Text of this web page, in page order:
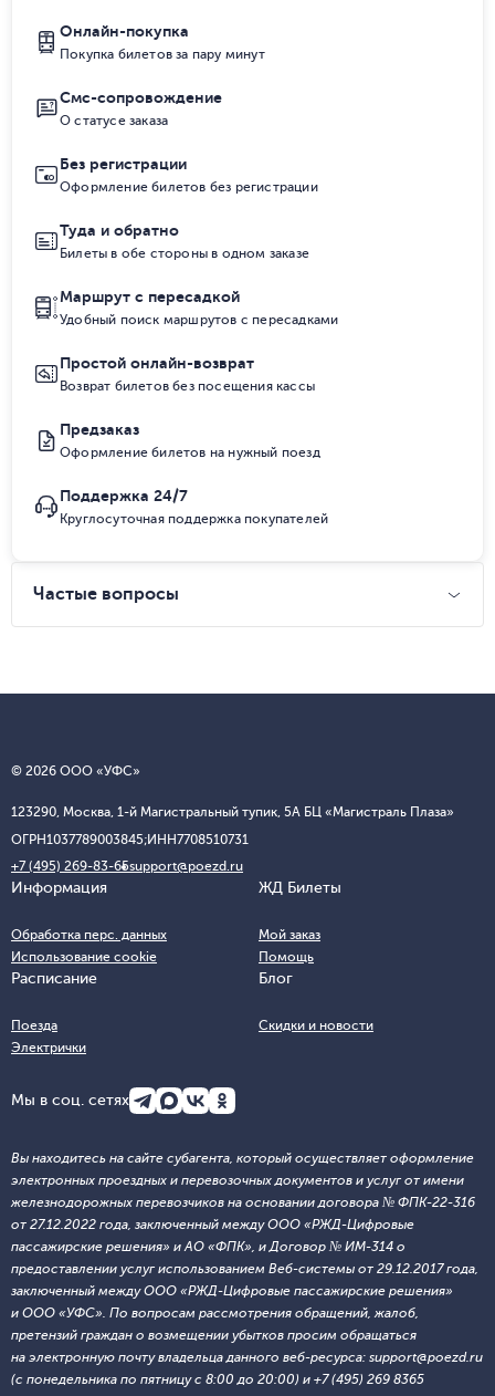
Онлайн-покупка
Покупка билетов за пару минут
Смс-сопровождение
О статусе заказа
Без регистрации
Оформление билетов без регистрации
Туда и обратно
Билеты в обе стороны в одном заказе
Маршрут с пересадкой
Удобный поиск маршрутов с пересадками
Простой онлайн-возврат
Возврат билетов без посещения кассы
Предзаказ
Оформление билетов на нужный поезд
Поддержка 24/7
Круглосуточная поддержка покупателей
Частые вопросы
© 2026 ООО «УФС»
123290, Москва, 1-й Магистральный тупик, 5А БЦ «Магистраль Плаза»
ОГРН1037789003845;ИНН7708510731
+7 (495) 269-83-65support@poezd.ru
Информация
Обработка перс. данных
Использование cookie
ЖД Билеты
Мой заказ
Помощь
Расписание
Поезда
Электрички
Блог
Скидки и новости
Мы в соц. сетях
Вы находитесь на сайте субагента, который осуществляет оформление
электронных проездных и перевозочных документов и услуг от имени
железнодорожных перевозчиков на основании договора № ФПК-22-316
от 27.12.2022 года, заключенный между ООО «РЖД-Цифровые
пассажирские решения» и АО «ФПК», и Договор № ИМ-314 о
предоставлении услуг использованием Веб-системы от 29.12.2017 года,
заключенный между ООО «РЖД-Цифровые пассажирские решения»
и ООО «УФС». По вопросам рассмотрения обращений, жалоб,
претензий граждан о возмещении убытков просим обращаться
на электронную почту владельца данного веб-ресурса: support@poezd.ru
(с понедельника по пятницу с 8:00 до 20:00) и +7 (495) 269 8365